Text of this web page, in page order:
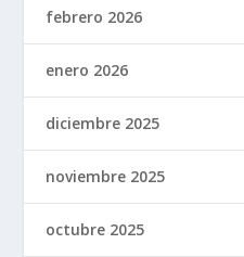
febrero 2026
enero 2026
diciembre 2025
noviembre 2025
octubre 2025